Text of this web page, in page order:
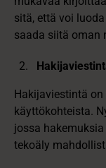
sitä, että voi
saada siitä oman
Hakijaviestintä
käyttökohteista.
jossa
tekoäly